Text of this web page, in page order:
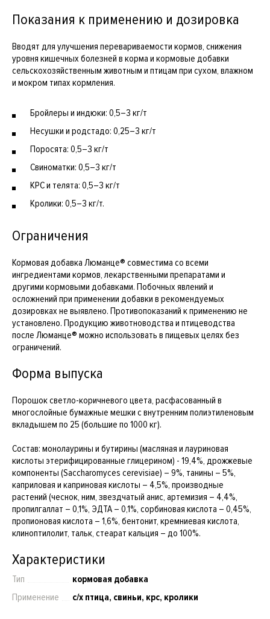
Показания к применению и дозировка
Вводят для улучшения перевариваемости кормов, снижения
уровня кишечных болезней в корма и кормовые добавки
сельскохозяйственным животным и птицам при сухом, влажном
и мокром типах кормления.
Бройлеры и индюки: 0,5–3 кг/т
Несушки и родстадо: 0,25–3 кг/т
Поросята: 0,5–3 кг/т
Свиноматки: 0,5–3 кг/т
КРС и телята: 0,5–3 кг/т
Кролики: 0,5–3 кг/т.
Ограничения
Кормовая добавка Люманце® совместима со всеми
ингредиентами кормов, лекарственными препаратами и
другими кормовыми добавками. Побочных явлений и
осложнений при применении добавки в рекомендуемых
дозировках не выявлено. Противопоказаний к применению не
установлено. Продукцию животноводства и птицеводства
после Люманце® можно использовать в пищевых целях без
ограничений.
Форма выпуска
Порошок светло-коричневого цвета, расфасованный в
многослойные бумажные мешки с внутренним полиэтиленовым
вкладышем по 25 (большие по 1000 кг).
Состав: монолаурины и бутирины (масляная и лауриновая
кислоты этерифицированные глицерином) - 19,4%, дрожжевые
компоненты (Saccharomyces cerevisiae) – 9%, танины – 5%,
каприловая и каприновая кислоты – 4,5%, производные
растений (чеснок, ним, звездчатый анис, артемизия – 4,4%,
пропилгаллат – 0,1%, ЭДТА – 0,1%, сорбиновая кислота – 0,45%,
пропионовая кислота – 1,6%, бентонит, кремниевая кислота,
клиноптилолит, тальк, стеарат кальция – до 100%.
Характеристики
Тип
кормовая добавка
Применение
с/х птица, свиньи, крс, кролики